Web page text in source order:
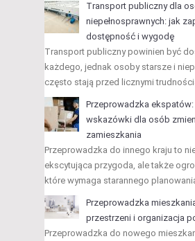
Transport publiczny dla
niepełnosprawnych: jak
dostępność i wygodę
Transport publiczny powinien być
każdego, jednak osoby starsze i
często stają przed licznymi
Przeprowadzka
wskazówki dla osób
zamieszkania
Przeprowadzka do innego kraju to
ekscytująca przygoda, ale także
które wymaga starannego
Przeprowadzka
przestrzeni i organizacja
Przeprowadzka do nowego